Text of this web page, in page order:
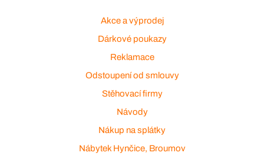
Akce a výprodej
Dárkové poukazy
Reklamace
Odstoupení od smlouvy
Stěhovací firmy
Návody
Nákup na splátky
Nábytek Hynčice, Broumov